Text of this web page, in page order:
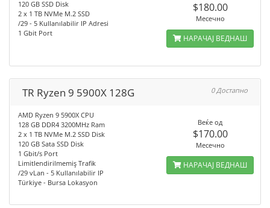
120 GB SSD Disk
2 x 1 TB NVMe M.2 SSD
/29 - 5 Kullanılabilir IP Adresi
1 Gbit Port
$180.00
Месечно
НАРАЧАЈ ВЕДНАШ
TR Ryzen 9 5900X 128G 0 Достапно
AMD Ryzen 9 5900X CPU
128 GB DDR4 3200MHz Ram
2 x 1 TB NVMe M.2 SSD Disk
120 GB Sata SSD Disk
1 Gbit/s Port
Limitlendirilmemiş Trafik
/29 vLan - 5 Kullanılabilir IP
Türkiye - Bursa Lokasyon
Веќе од
$170.00
Месечно
НАРАЧАЈ ВЕДНАШ